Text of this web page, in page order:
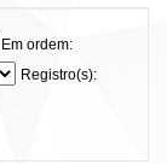
Em ordem:
Registro(s):